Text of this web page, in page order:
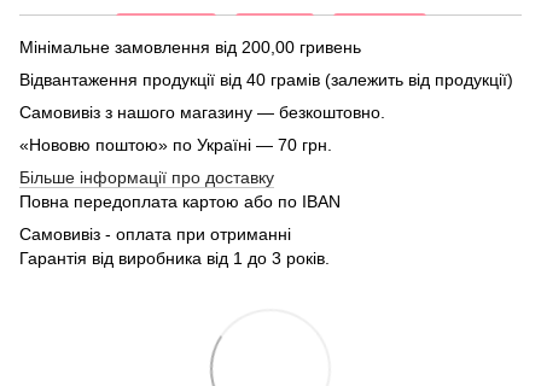
Мінімальне замовлення від 200,00 гривень
Відвантаження продукції від 40 грамів (залежить від продукції)
Самовивіз з нашого магазину — безкоштовно.
«Нововю поштою» по Україні — 70 грн.
Більше інформації про доставку
Повна передоплата картою або по IBAN
Самовивіз - оплата при отриманні
Гарантія від виробника від 1 до 3 років.